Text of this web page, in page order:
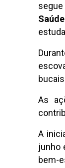
As
A
junho
bem-